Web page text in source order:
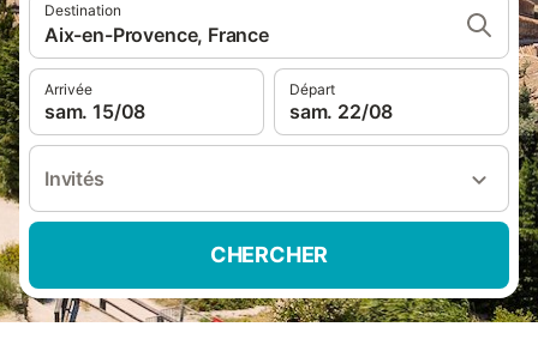
Destination
Aix-en-Provence, France
Arrivée
sam. 15/08
Départ
sam. 22/08
Invités
CHERCHER